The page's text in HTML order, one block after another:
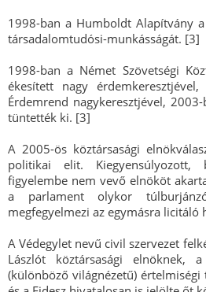
1998-ban a Humboldt Alapítvány
társadalomtudósi-munkásságát. [3]
1998-ban a Német Szövetségi
ékesített nagy
Érdemrend nagykeresztjével,
tüntették ki. [3]
A 2005-ös köztársasági
politikai elit. Kiegyensúlyozott,
figyelembe nem vevő elnököt
a parlament olykor
megfegyelmezi az egymásra licitáló
A Védegylet nevű civil szervezet
Lászlót köztársasági elnöknek,
(különböző világnézetű)